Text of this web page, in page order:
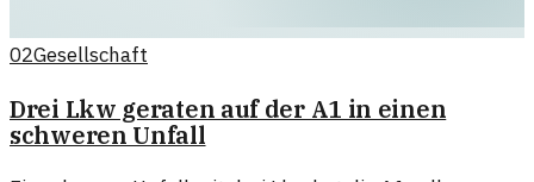
02Gesellschaft
Drei Lkw geraten auf der A1 in einen
schweren Unfall